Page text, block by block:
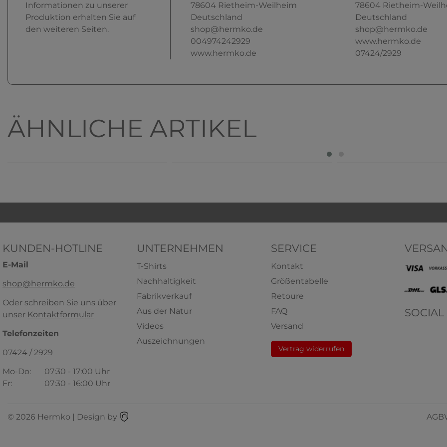
Informationen zu unserer
Produktion erhalten Sie auf
den weiteren Seiten.
78604 Rietheim-Weilheim
Deutschland
shop@hermko.de
004974242929
www.hermko.de
78604 Rietheim-
Deutschland
shop@hermko.de
www.hermko.de
07424/2929
ÄHNLICHE ARTIKEL
HERMKO 2800 4er Pack Jungen
Unterhemd aus Bio-Baumwolle
HERMKO 62800 Kinder
100% Polyester
ab6,29 € *
100% Polyester
KUNDEN-HOTLINE
E-Mail
shop@hermko.de
Oder schreiben Sie uns über
unser Kontaktformular
Telefonzeiten
07424 / 2929
Mo-Do:
07:30 - 17:00 Uhr
Fr:
07:30 - 16:00 Uhr
UNTERNEHMEN
T-Shirts
Nachhaltigkeit
Fabrikverkauf
Aus der Natur
Videos
Auszeichnungen
SERVICE
Kontakt
Größentabelle
Retoure
FAQ
Versand
Vertrag widerrufen
© 2026 Hermko | Design by AGB